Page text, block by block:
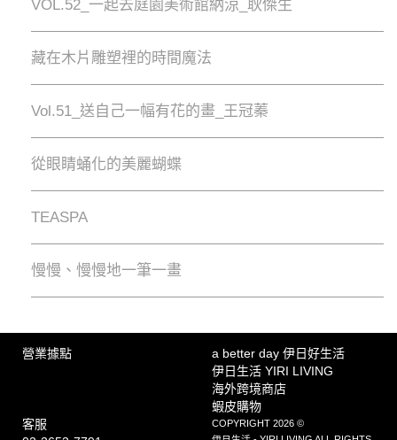
VOL.52_一起去庭園美術館納涼_耿傑生
藏在木片雕塑裡的時間魔法
Vol.51_送自己一幅有花的畫_王冠蓁
從眼睛蛹化的美麗蝴蝶
TEASPA
慢慢、慢慢地⼀筆⼀畫
營業據點
a better day 伊日好生活
伊日生活 YIRI LIVING
海外跨境商店
蝦皮購物
客服
COPYRIGHT 2026 ©